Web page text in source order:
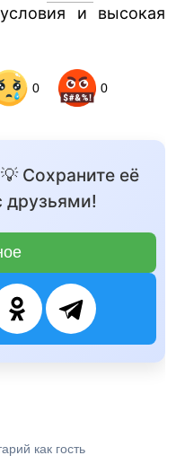
и высокая
0 0
Сохраните её
друзьями!
как гость